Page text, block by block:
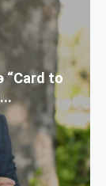
“Card to